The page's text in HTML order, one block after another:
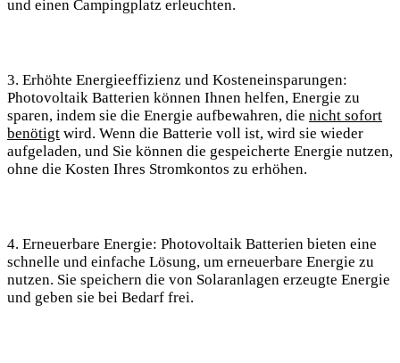
und einen Campingplatz erleuchten.
3. Erhöhte Energieeffizienz und Kosteneinsparungen:
Photovoltaik Batterien können Ihnen helfen, Energie zu
sparen, indem sie die Energie aufbewahren, die nicht sofort
benötigt wird. Wenn die Batterie voll ist, wird sie wieder
aufgeladen, und Sie können die gespeicherte Energie nutzen,
ohne die Kosten Ihres Stromkontos zu erhöhen.
4. Erneuerbare Energie: Photovoltaik Batterien bieten eine
schnelle und einfache Lösung, um erneuerbare Energie zu
nutzen. Sie speichern die von Solaranlagen erzeugte Energie
und geben sie bei Bedarf frei.